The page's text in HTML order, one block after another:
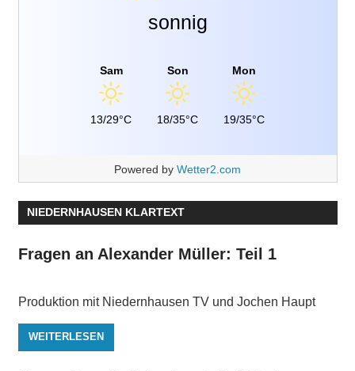
sonnig
Sam
13/29°C
Son
18/35°C
Mon
19/35°C
Powered by Wetter2.com
NIEDERNHAUSEN KLARTEXT
Fragen an Alexander Müller: Teil 1
Produktion mit Niedernhausen TV und Jochen Haupt
WEITERLESEN